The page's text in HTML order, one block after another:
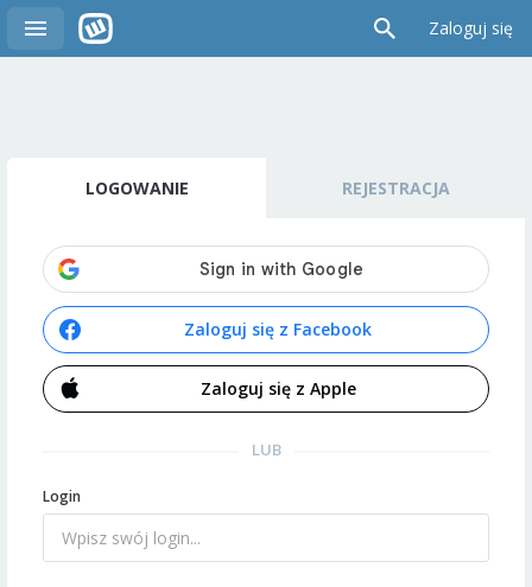
Zaloguj się
LOGOWANIE REJESTRACJA
Zaloguj się z Facebook
Zaloguj się z Apple
LUB
Login